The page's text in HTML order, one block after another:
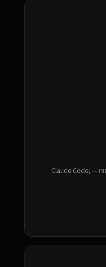
פיתוח מערכות פרודקשן בקוד פתוח — Claude Code,